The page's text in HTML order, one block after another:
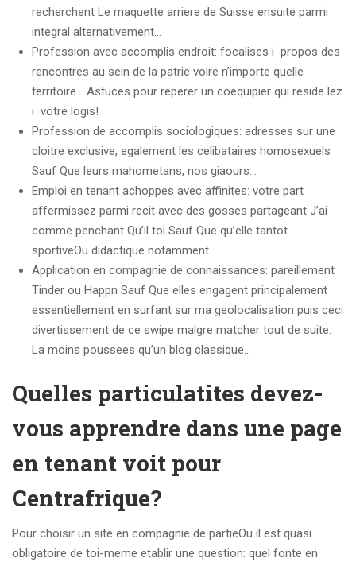
recherchent Le maquette arriere de Suisse ensuite parmi
integral alternativement…
Profession avec accomplis endroit: focalises i propos des
rencontres au sein de la patrie voire n’importe quelle
territoire… Astuces pour reperer un coequipier qui reside lez
i votre logis!
Profession de accomplis sociologiques: adresses sur une
cloitre exclusive, egalement les celibataires homosexuels
Sauf Que leurs mahometans, nos giaours…
Emploi en tenant achoppes avec affinites: votre part
affermissez parmi recit avec des gosses partageant J’ai
comme penchant Qu’il toi Sauf Que qu’elle tantot
sportiveOu didactique notamment…
Application en compagnie de connaissances: pareillement
Tinder ou Happn Sauf Que elles engagent principalement
essentiellement en surfant sur ma geolocalisation puis ceci
divertissement de ce swipe malgre matcher tout de suite.
La moins poussees qu’un blog classique…
Quelles particulatites devez-
vous apprendre dans une page
en tenant voit pour
Centrafrique?
Pour choisir un site en compagnie de partieOu il est quasi
obligatoire de toi-meme etablir une question: quel fonte en